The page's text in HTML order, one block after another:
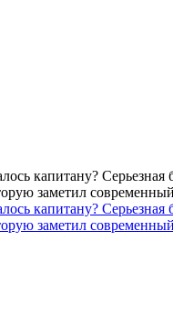
капитану? Серьезная
заметил
капитану? Серьезная
заметил